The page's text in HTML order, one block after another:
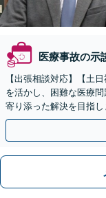
医療事故の示
【出張相談対応】【土
を活かし、困難な医療
寄り添った解決を目指し